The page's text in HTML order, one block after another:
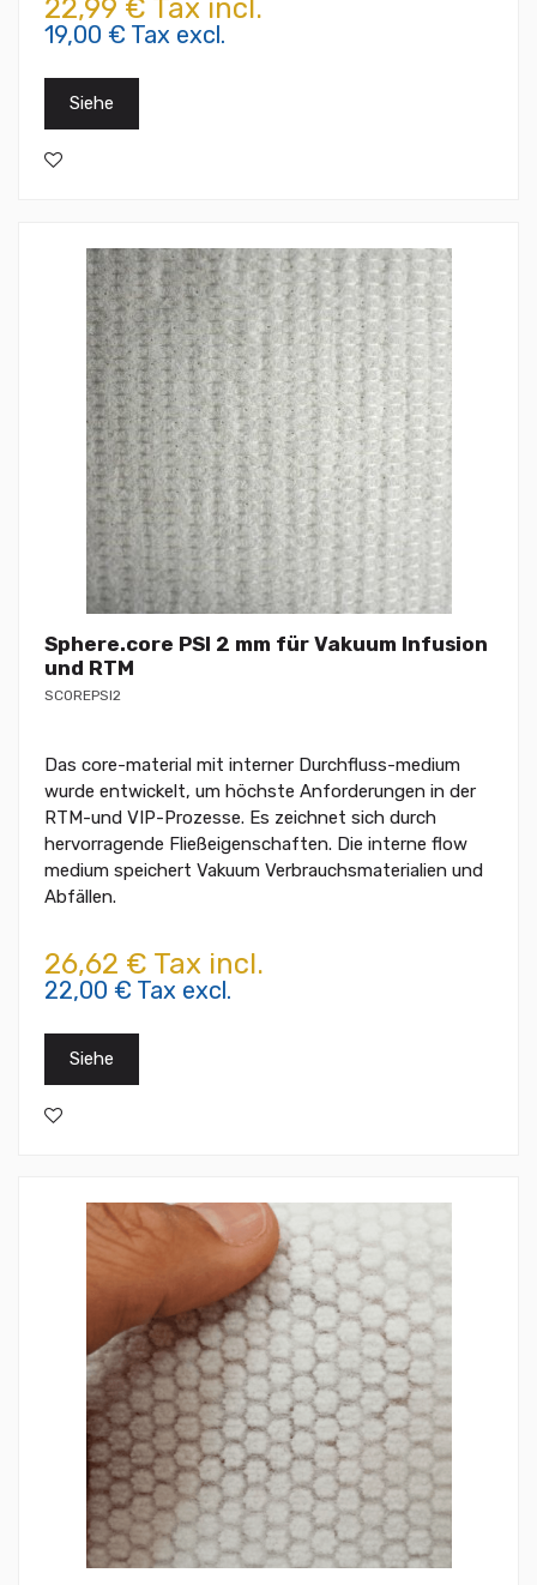
22,99 € Tax incl.
19,00 € Tax excl.
Siehe
Sphere.core PSI 2 mm für Vakuum Infusion
und RTM
SCOREPSI2
Das core-material mit interner Durchfluss-medium
wurde entwickelt, um höchste Anforderungen in der
RTM-und VIP-Prozesse. Es zeichnet sich durch
hervorragende Fließeigenschaften. Die interne flow
medium speichert Vakuum Verbrauchsmaterialien und
Abfällen.
26,62 € Tax incl.
22,00 € Tax excl.
Siehe